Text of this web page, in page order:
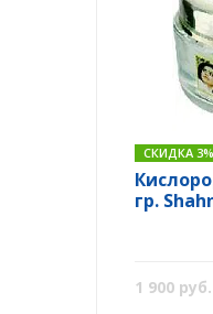
СКИДКА 3%
гр.
1 900 руб.